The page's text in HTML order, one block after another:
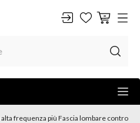
frequenza più Fascia lombare contro